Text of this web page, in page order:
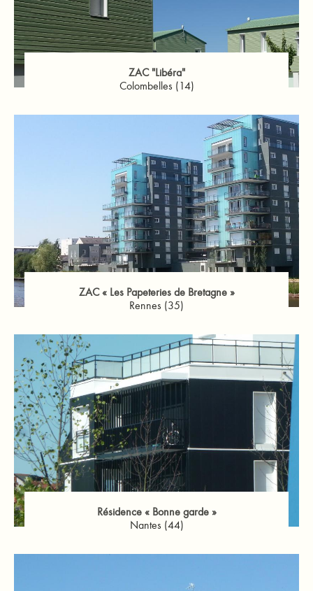
ZAC "Libéra"
Colombelles (14)
ZAC « Les Papeteries de Bretagne »
Rennes (35)
Résidence « Bonne garde »
Nantes (44)